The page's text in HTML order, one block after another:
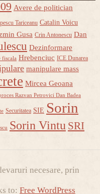
Avere de politician
Tariceanu Catalin Voicu
Gusa Crin Antonescu Dan
Dezinformare
fiscala Hrebenciuc ICE Dunarea
manipulare mass
Mircea Geoana
Razvan Petrovici Dan Badea
Securitatea SIE Sorin
Sorin Vintu SRI
necesare, prin
to: Free WordPress